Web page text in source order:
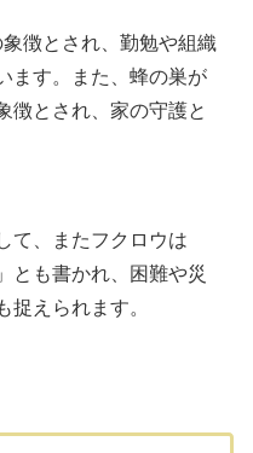
徴とされ、勤勉や組織
ます。また、蜂の巣が
徴とされ、家の守護と
て、またフクロウは
とも書かれ、困難や災
捉えられます。